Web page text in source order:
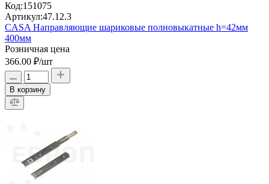
Код:151075
Артикул:47.12.3
CASA Направляющие шариковые полновыкатные h=42мм
400мм
Розничная цена
366.00 ₽/шт
В корзину